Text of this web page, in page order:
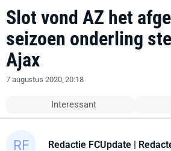
Slot vond AZ het
seizoen onderling
Ajax
7 augustus 2020, 20:18
Interessant
Redactie FCUpdate |